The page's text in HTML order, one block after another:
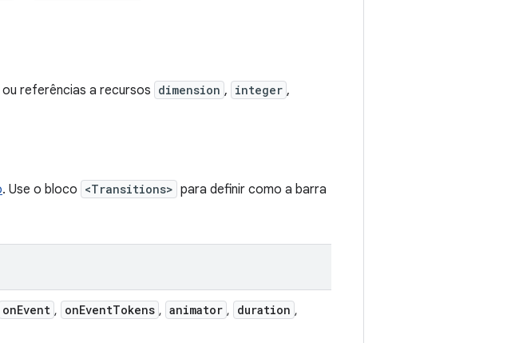
ou referências a recursos dimension , integer ,
. Use o bloco <Transitions> para definir como a barra
onEvent , onEventTokens , animator , duration ,